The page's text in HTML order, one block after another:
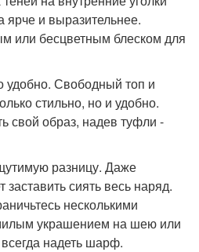
ярче и выразительнее.
или бесцветным блеском для
удобно. Свободный топ и
стильно, но и удобно.
свой образ, надев туфли -
разницу. Даже
сиять весь наряд.
несколькими
украшением на шею или
надеть шарф.